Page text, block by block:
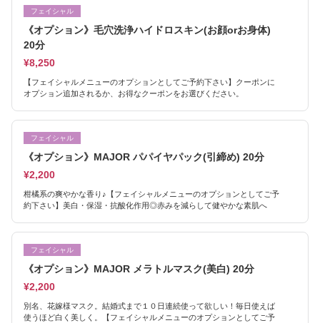
フェイシャル
《オプション》毛穴洗浄ハイドロスキン(お顔orお身体)
20分
¥8,250
【フェイシャルメニューのオプションとしてご予約下さい】クーポンに
オプション追加されるか、お得なクーポンをお選びください。
フェイシャル
《オプション》MAJOR パパイヤパック(引締め) 20分
¥2,200
柑橘系の爽やかな香り♪【フェイシャルメニューのオプションとしてご予
約下さい】美白・保湿・抗酸化作用◎赤みを減らして健やかな素肌へ
フェイシャル
《オプション》MAJOR メラトルマスク(美白) 20分
¥2,200
別名、花嫁様マスク。結婚式まで１０日連続使って欲しい！毎日使えば
使うほど白く美しく。【フェイシャルメニューのオプションとしてご予